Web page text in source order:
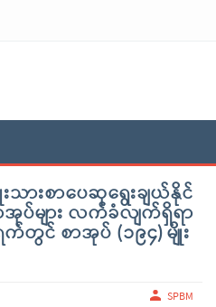
ားစာပေဆုရွေးချယ်နိုင်
ပ်များ လက်ခံလျက်ရှိရာ
က်တွင် စာအုပ် (၁၉၄) မျိုး
SPBM